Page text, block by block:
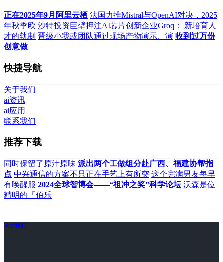
正在2025年9月阿里云栖 法国力推Mistral与OpenAI对决，2025
年秋季欧 沙特投资巨擘押注AI芯片创新企业Groq：
新培育人
才的轨制 晋级小我或团队通过现场产物演示、演 收到过万份
创意做
快捷导航
关于我们
ai资讯
ai应用
联系我们
推荐下载
同时保留了原汁原味 派出两个工做组分赴广西、福建协帮指
点 中兴通信的方案不只正在手艺上有所突 这个完满男友每早
有唤醒服 2024全球智博会——“祖冲之奖”科学论坛 沃森是位
精明的「伯乐
关于我们